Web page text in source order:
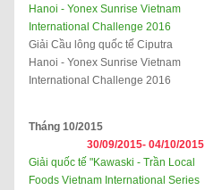
Hanoi - Yonex Sunrise Vietnam
International Challenge 2016
Giải Cầu lông quốc tế Ciputra
Hanoi - Yonex Sunrise Vietnam
International Challenge 2016
Tháng 10/2015
30/09/2015- 04/10/2015
Giải quốc tế "Kawaski - Trần Local
Foods Vietnam International Series